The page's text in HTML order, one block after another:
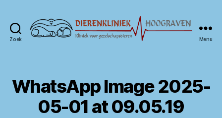
Zoek Menu
WhatsApp Image 2025-
05-01 at 09.05.19